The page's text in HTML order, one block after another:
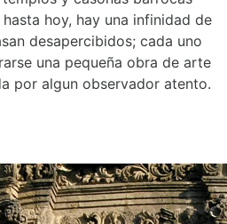
hoy, hay una infinidad de
desapercibidos; cada uno
una pequeña obra de arte
por algun observador atento.